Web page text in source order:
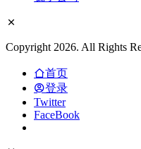
Copyright 2026. All Rights
首页
登录
Twitter
FaceBook